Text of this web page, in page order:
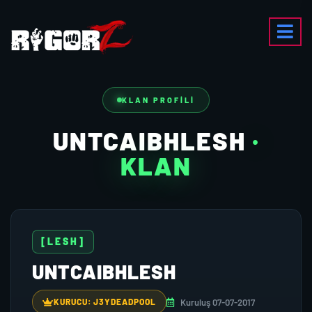
KLAN PROFILI
UNTCAIBHLESH ·
KLAN
[LESH]
UNTCAIBHLESH
KURUCU: J3YDEADPOOL Kuruluş 07-07-2017